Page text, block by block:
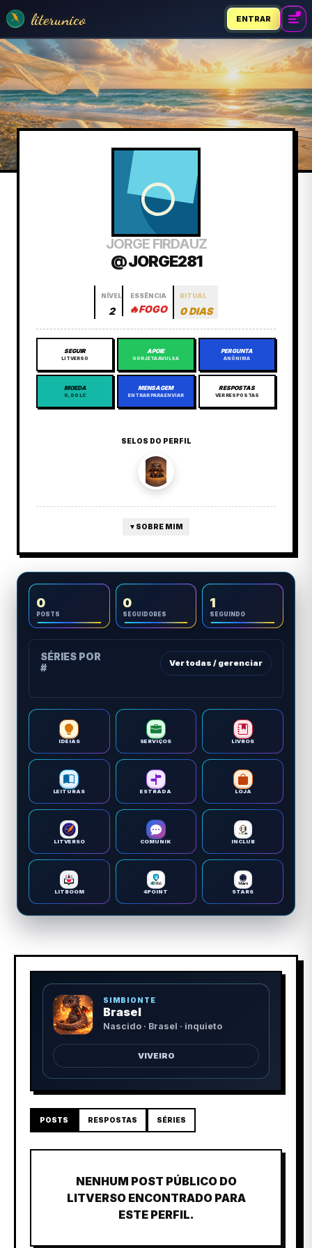
literunico ENTRAR
JORGE FIRDAUZ
@ JORGE281
NÍVEL
2
ESSÊNCIA
🔥FOGO
RITUAL
0 DIAS
SEGUIR
LITVERSO
APOIE
GORJETA AVULSA
PERGUNTA
ANÔNIMA
MOEDA
0,00 LC
MENSAGEM
ENTRAR PARA ENVIAR
RESPOSTAS
VER RESPOSTAS
SELOS DO PERFIL
▼ SOBRE MIM
0
POSTS
0
SEGUIDORES
1
SEGUINDO
SÉRIES POR
#
Ver todas / gerenciar
IDEIAS SERVIÇOS LIVROS
LEITURAS ESTRADA LOJA
LITVERSO COMUNIK INCLUB
LITBOOM 4POINT STARS
SIMBIONTE
Brasel
Nascido · Brasel · inquieto
VIVEIRO
POSTS RESPOSTAS SÉRIES
NENHUM POST PÚBLICO DO
LITVERSO ENCONTRADO PARA
ESTE PERFIL.